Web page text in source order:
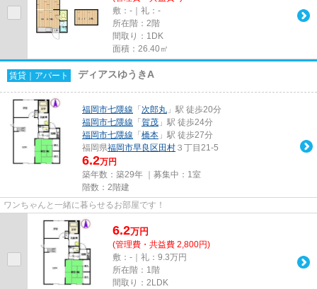
敷：-｜礼：-
所在階：2階
間取り：1DK
面積：26.40㎡
賃貸｜アパート ディアスゆうきA
福岡市七隈線 「 次郎丸 」駅 徒歩20分
福岡市七隈線 「 賀茂 」駅 徒歩24分
福岡市七隈線 「 橋本 」駅 徒歩27分
福岡県福岡市早良区 田村 ３丁目21-5
6.2万円
築年数：築29年 ｜募集中： 1室
階数：2階建
ワンちゃんと一緒に暮らせるお部屋です！
6.2万円
(管理費・共益費 2,800円)
敷：-｜礼：9.3万円
所在階：1階
間取り：2LDK